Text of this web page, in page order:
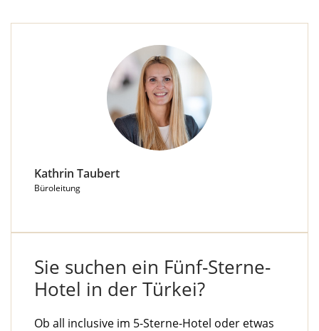
Kathrin Taubert
Büroleitung
Sie suchen ein Fünf-Sterne-
Hotel in der Türkei?
Ob all inclusive im 5-Sterne-Hotel oder etwas